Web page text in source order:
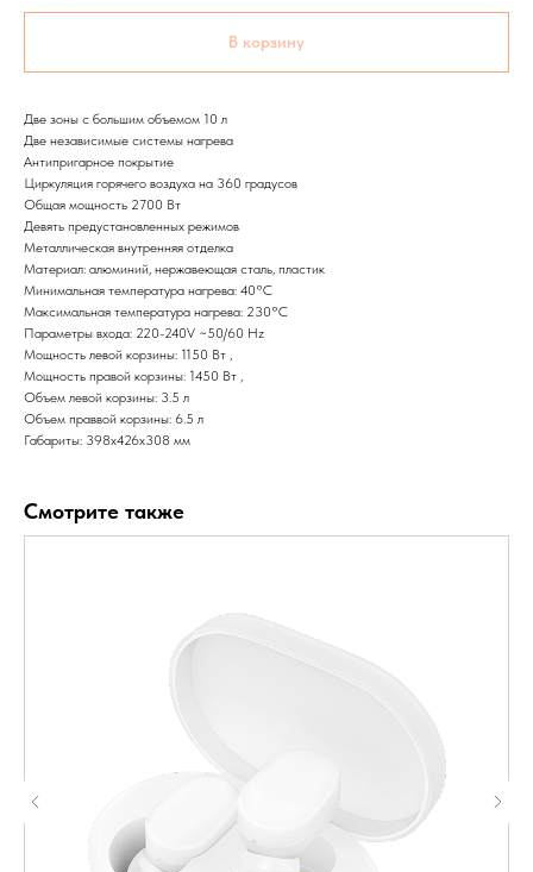
В корзину
Две зоны с большим объемом 10 л
Две независимые системы нагрева
Антипригарное покрытие
Циркуляция горячего воздуха на 360 градусов
Общая мощность 2700 Вт
Девять предустановленных режимов
Металлическая внутренняя отделка
Материал: алюминий, нержавеющая сталь, пластик
Минимальная температура нагрева: 40°C
Максимальная температура нагрева: 230°C
Параметры входа: 220-240V ~50/60 Hz
Мощность левой корзины: 1150 Вт ,
Мощность правой корзины: 1450 Вт ,
Объем левой корзины: 3.5 л
Объем праввой корзины: 6.5 л
Габариты: 398х426х308 мм
Смотрите также